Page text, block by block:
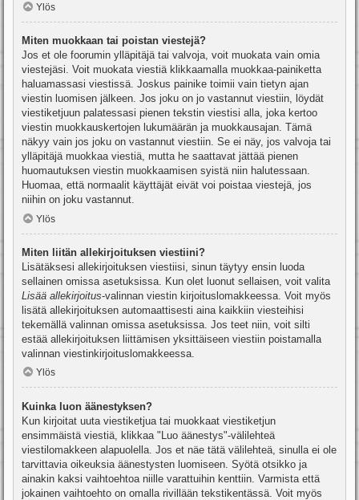
Ylös
Miten muokkaan tai poistan viestejä?
Jos et ole foorumin ylläpitäjä tai valvoja, voit muokata vain omia
viestejäsi. Voit muokata viestiä klikkaamalla muokkaa-painiketta
haluamassasi viestissä. Joskus painike toimii vain tietyn ajan
viestin luomisen jälkeen. Jos joku on jo vastannut viestiin, löydät
viestiketjuun palatessasi pienen tekstin viestisi alla, joka kertoo
viestin muokkauskertojen lukumäärän ja muokkausajan. Tämä
näkyy vain jos joku on vastannut viestiin. Se ei näy, jos valvoja tai
ylläpitäjä muokkaa viestiä, mutta he saattavat jättää pienen
huomautuksen viestin muokkaamisen syistä niin halutessaan.
Huomaa, että normaalit käyttäjät eivät voi poistaa viestejä, jos
niihin on joku vastannut.
Ylös
Miten liitän allekirjoituksen viestiini?
Lisätäksesi allekirjoituksen viestiisi, sinun täytyy ensin luoda
sellainen omissa asetuksissa. Kun olet luonut sellaisen, voit valita
Lisää allekirjoitus-valinnan viestin kirjoituslomakkeessa. Voit myös
lisätä allekirjoituksen automaattisesti aina kaikkiin viesteihisi
tekemällä valinnan omissa asetuksissa. Jos teet niin, voit silti
estää allekirjoituksen liittämisen yksittäiseen viestiin poistamalla
valinnan viestinkirjoituslomakkeessa.
Ylös
Kuinka luon äänestyksen?
Kun kirjoitat uuta viestiketjua tai muokkaat viestiketjun
ensimmäistä viestiä, klikkaa "Luo äänestys"-välilehteä
viestilomakkeen alapuolella. Jos et näe tätä välilehteä, sinulla ei ole
tarvittavia oikeuksia äänestysten luomiseen. Syötä otsikko ja
ainakin kaksi vaihtoehtoa niille varattuihin kenttiin. Varmista että
jokainen vaihtoehto on omalla rivillään tekstikentässä. Voit myös